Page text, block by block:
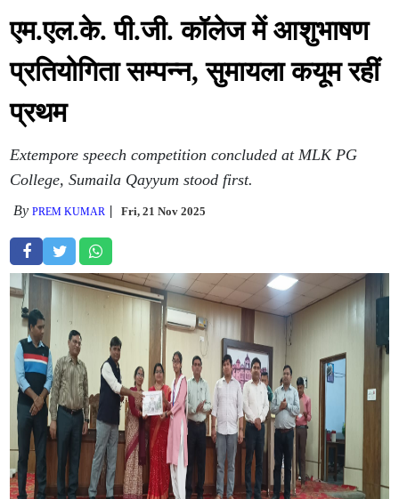
एम.एल.के. पी.जी. कॉलेज में आशुभाषण
प्रतियोगिता सम्पन्न, सुमायला कयूम रहीं
प्रथम
Extempore speech competition concluded at MLK PG
College, Sumaila Qayyum stood first.
ByPREM KUMAR Fri, 21 Nov 2025